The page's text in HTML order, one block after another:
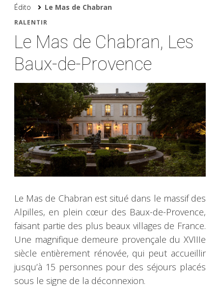
Édito Le Mas de Chabran
RALENTIR
Le Mas de Chabran, Les
Baux-de-Provence
Le Mas de Chabran est situé dans le massif des
Alpilles, en plein cœur des Baux-de-Provence,
faisant partie des plus beaux villages de France.
Une magnifique demeure provençale du XVIIIe
siècle entièrement rénovée, qui peut accueillir
jusqu’à 15 personnes pour des séjours placés
sous le signe de la déconnexion.